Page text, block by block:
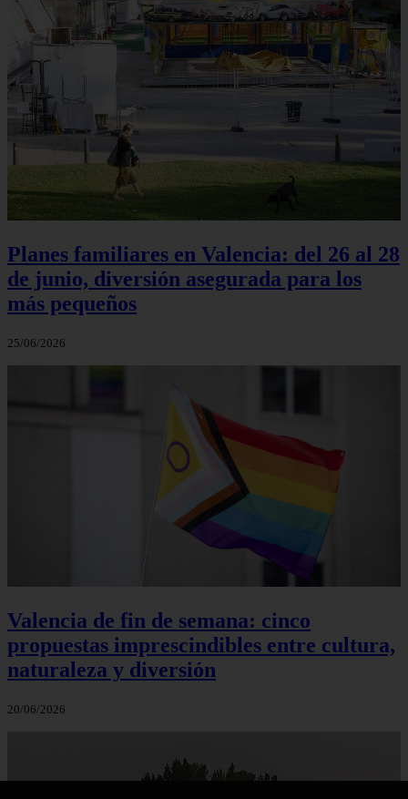
Planes familiares en Valencia: del 26 al 28
de junio, diversión asegurada para los
más pequeños
25/06/2026
Valencia de fin de semana: cinco
propuestas imprescindibles entre cultura,
naturaleza y diversión
20/06/2026